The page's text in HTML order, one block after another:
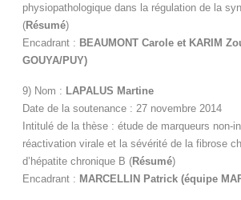
physiopathologique dans la régulation de la
(Résumé)
Encadrant : BEAUMONT Carole et KARIM
GOUYA/PUY)
9) Nom : LAPALUS Martine
Date de la soutenance : 27 novembre 2014
Intitulé de la thèse : étude de marqueurs non-
réactivation virale et la sévérité de la fibrose
d’hépatite chronique B (Résumé)
Encadrant : MARCELLIN Patrick (équipe